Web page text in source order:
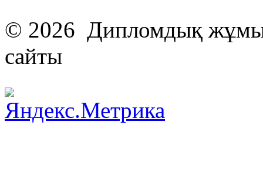
© 2026 Дипломдық
сайты